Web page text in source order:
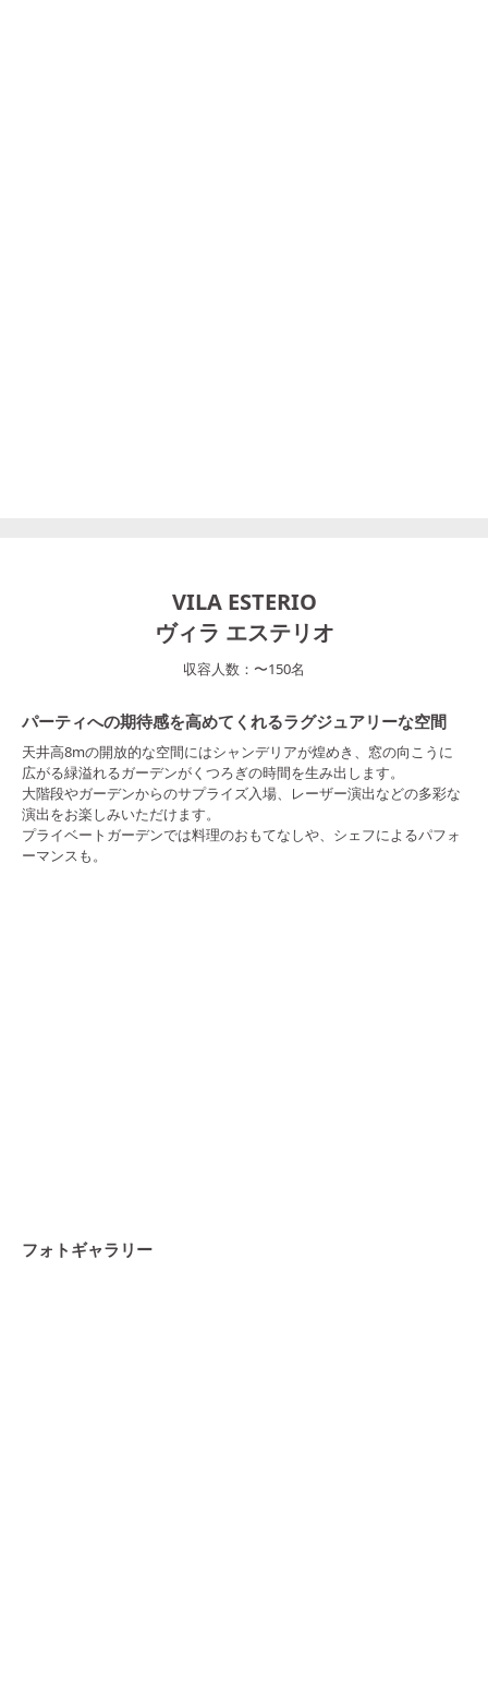
VILA ESTERIO
ヴィラ エステリオ
収容人数： 〜150名
パーティへの期待感を高めてくれるラグジュアリーな空間
天井高8mの開放的な空間にはシャンデリアが煌めき、窓の向こうに
広がる緑溢れるガーデンがくつろぎの時間を生み出します。
大階段やガーデンからのサプライズ入場、レーザー演出などの多彩な
演出をお楽しみいただけます。
プライベートガーデンでは料理のおもてなしや、シェフによるパフォ
ーマンスも。
フォトギャラリー